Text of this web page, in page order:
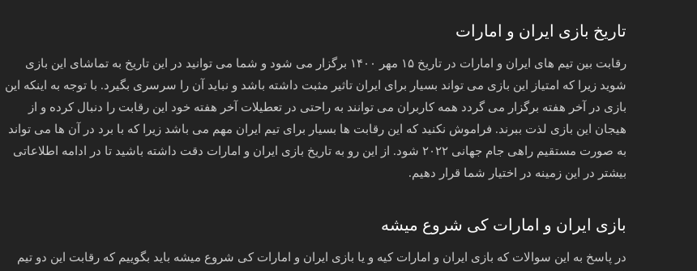
تاریخ بازی ایران و امارات
رقابت بین تیم های ایران و امارات در تاریخ ۱۵ مهر ۱۴۰۰ برگزار می شود و شما می توانید در این تاریخ به تماشای این بازی
شوید زیرا که امتیاز این بازی می تواند بسیار برای ایران تاثیر مثبت داشته باشد و نباید آن را سرسری بگیرد. با توجه به اینکه این
بازی در آخر هفته برگزار می گردد همه کاربران می توانند به راحتی در تعطیلات آخر هفته خود این رقابت را دنبال کرده و از
هیجان این بازی لذت ببرند. فراموش نکنید که این رقابت ها بسیار برای تیم ایران مهم می باشد زیرا که با برد در آن ها می تواند
به صورت مستقیم راهی جام جهانی ۲۰۲۲ شود. از این رو به تاریخ بازی ایران و امارات دقت داشته باشید تا در ادامه اطلاعاتی
بیشتر در این زمینه در اختیار شما قرار دهیم.
بازی ایران و امارات کی شروع میشه
در پاسخ به این سوالات که بازی ایران و امارات کیه و یا بازی ایران و امارات کی شروع میشه باید بگوییم که رقابت این دو تیم